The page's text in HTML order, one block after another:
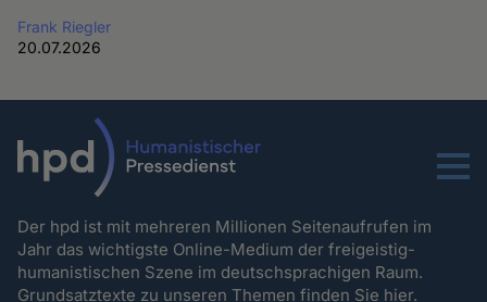
Frank Riegler
20.07.2026
Menu
Der hpd ist mit mehreren Millionen Seitenaufrufen im
Jahr das wichtigste Online-Medium der freigeistig-
humanistischen Szene im deutschsprachigen Raum.
Grundsatztexte zu unseren Themenfinden Sie hier.